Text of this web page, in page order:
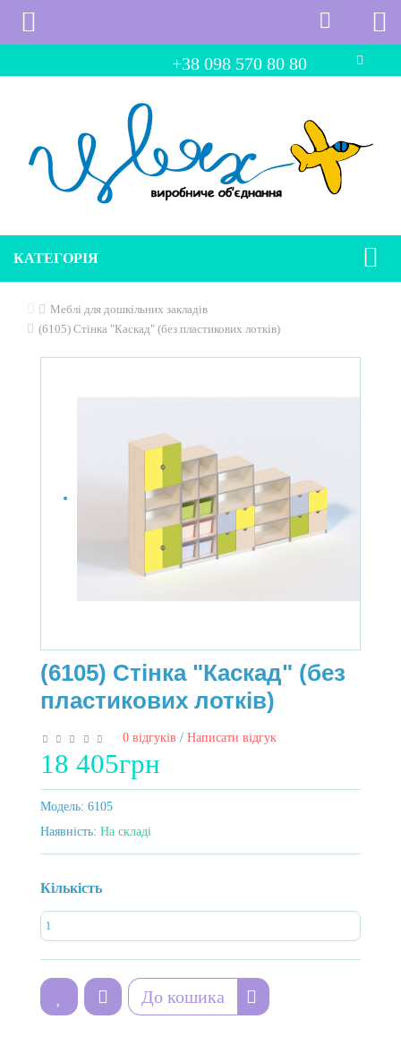
+38 098 570 80 80
КАТЕГОРІЯ
Меблі для дошкільних закладів
(6105) Стінка "Каскад" (без пластикових лотків)
(6105) Стінка "Каскад" (без
пластикових лотків)
0 відгуків / Написати відгук
18 405грн
Модель: 6105
Наявність: На складі
Кількість
До кошика